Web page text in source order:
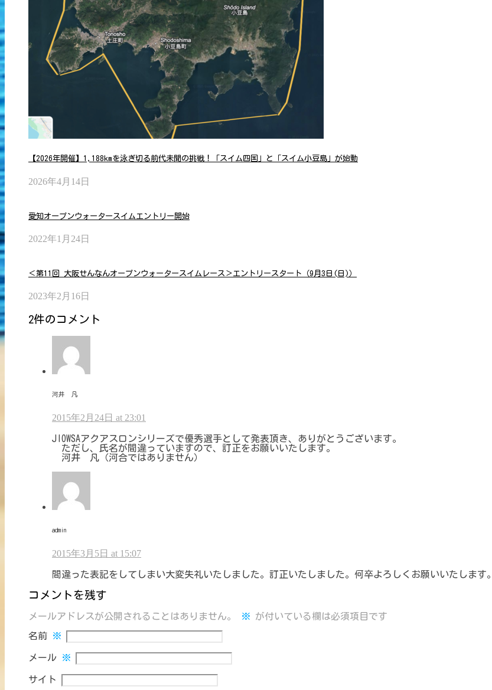
【2026年開催】1,188kmを泳ぎ切る前代未聞の挑戦！「スイム四国」と「スイム小豆島」が始動
2026年4月14日
愛知オープンウォータースイムエントリー開始
2022年1月24日
＜第11回 大阪せんなんオープンウォータースイムレース＞エントリースタート（9月3日(日)）
2023年2月16日
2件のコメント
河井 凡
2015年2月24日 at 23:01
JIOWSAアクアスロンシリーズで優秀選手として発表頂き、ありがとうございます。
ただし、氏名が間違っていますので、訂正をお願いいたします。
河井 凡（河合ではありません）
admin
2015年3月5日 at 15:07
間違った表記をしてしまい大変失礼いたしました。訂正いたしました。何卒よろしくお願いいたします。
コメントを残す
メールアドレスが公開されることはありません。 ※ が付いている欄は必須項目です
名前 ※
メール ※
サイト